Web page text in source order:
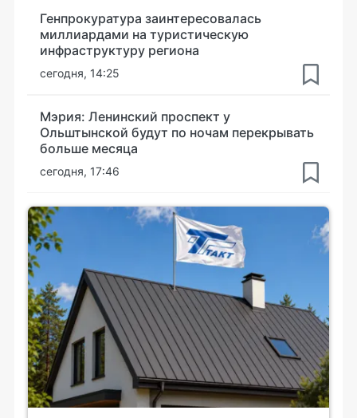
Генпрокуратура заинтересовалась
миллиардами на туристическую
инфраструктуру региона
сегодня, 14:25
Мэрия: Ленинский проспект у
Ольштынской будут по ночам перекрывать
больше месяца
сегодня, 17:46